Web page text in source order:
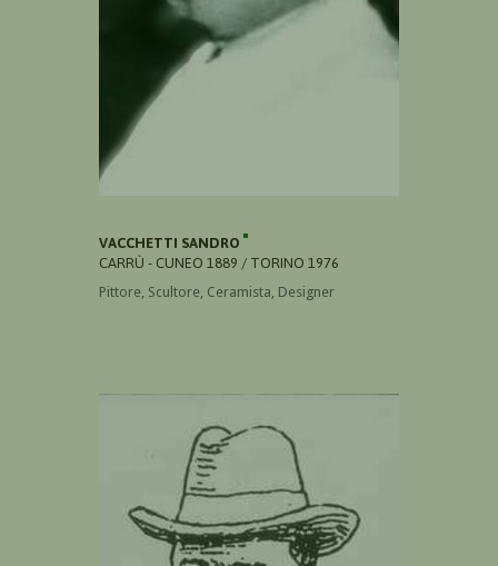
VACCHETTI SANDRO
CARRÙ - CUNEO 1889 / TORINO 1976
Pittore, Scultore, Ceramista, Designer